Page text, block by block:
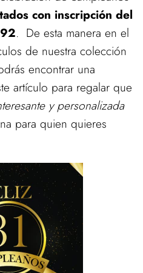
con inscripción del
. De esta manera en el
de nuestra colección
encontrar una
artículo para regalar que
y personalizada
para quien quieres